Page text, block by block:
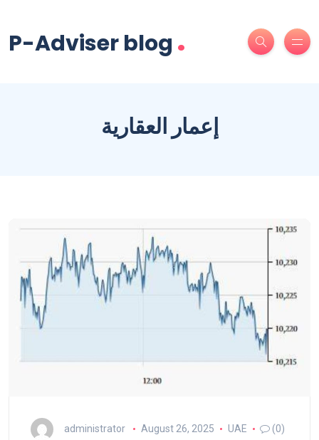
P-Adviser blog .
إعمار العقارية
administrator August 26, 2025 UAE (0)